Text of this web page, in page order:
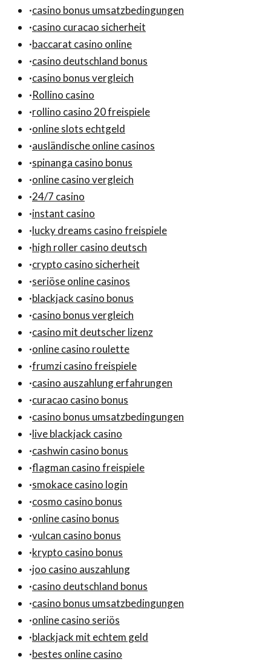
·casino bonus umsatzbedingungen
·casino curacao sicherheit
·baccarat casino online
·casino deutschland bonus
·casino bonus vergleich
·Rollino casino
·rollino casino 20 freispiele
·online slots echtgeld
·ausländische online casinos
·spinanga casino bonus
·online casino vergleich
·24/7 casino
·instant casino
·lucky dreams casino freispiele
·high roller casino deutsch
·crypto casino sicherheit
·seriöse online casinos
·blackjack casino bonus
·casino bonus vergleich
·casino mit deutscher lizenz
·online casino roulette
·frumzi casino freispiele
·casino auszahlung erfahrungen
·curacao casino bonus
·casino bonus umsatzbedingungen
·live blackjack casino
·cashwin casino bonus
·flagman casino freispiele
·smokace casino login
·cosmo casino bonus
·online casino bonus
·vulcan casino bonus
·krypto casino bonus
·joo casino auszahlung
·casino deutschland bonus
·casino bonus umsatzbedingungen
·online casino seriös
·blackjack mit echtem geld
·bestes online casino